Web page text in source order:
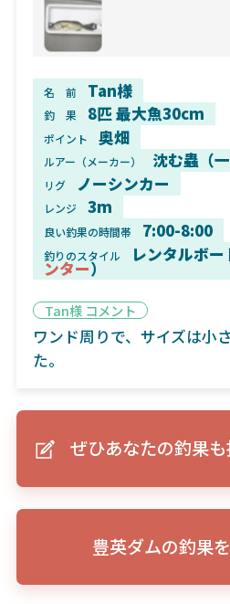
名 前 Tan様
釣 果 8匹 最大魚30cm
ポイント 奥畑
ルアー（メーカー） 沈む蟲（
リグ ノーシンカー
レンジ 3m
良い釣果の時間帯 7:00-8:00
釣りのスタイル レンタルボー
ンター）
Tan様 コメント
ワンド周りで、サイズは小
た。
ぜひあなたの釣果
豊英ダムの釣果